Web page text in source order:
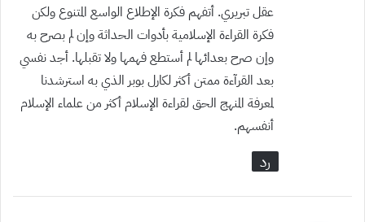
عقل تبريري. أتفهم فكرة الإطلاع الواسع المتنوع ولكن
فكرة القراءة الإسلامية بأدوات الحداثة وإن لم بصرح به
وإن صرح بعدائها لم أستطع فهمها ولا تقبلها. أجد نفسي
بعد القرآءة ممتن أكثر لكارل بوبر الذي به استرشدنا
لمعرفة المنهج الحق لقراءة الإسلام أكثر من علماء الإسلام
أنفسهم.
رد